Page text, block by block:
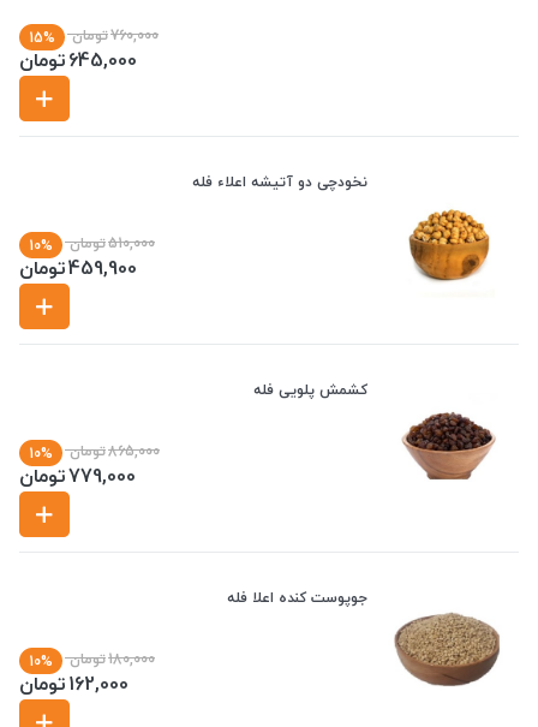
760,000تومان 15%
645,000تومان
نخودچی دو آتیشه اعلاء فله
510,000تومان 10%
459,900تومان
کشمش پلویی فله
865,000تومان 10%
779,000تومان
جوپوست کنده اعلا فله
180,000تومان 10%
162,000تومان